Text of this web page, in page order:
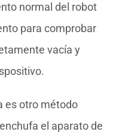
normal del robot
para comprobar
vacía y
es otro método
el aparato de